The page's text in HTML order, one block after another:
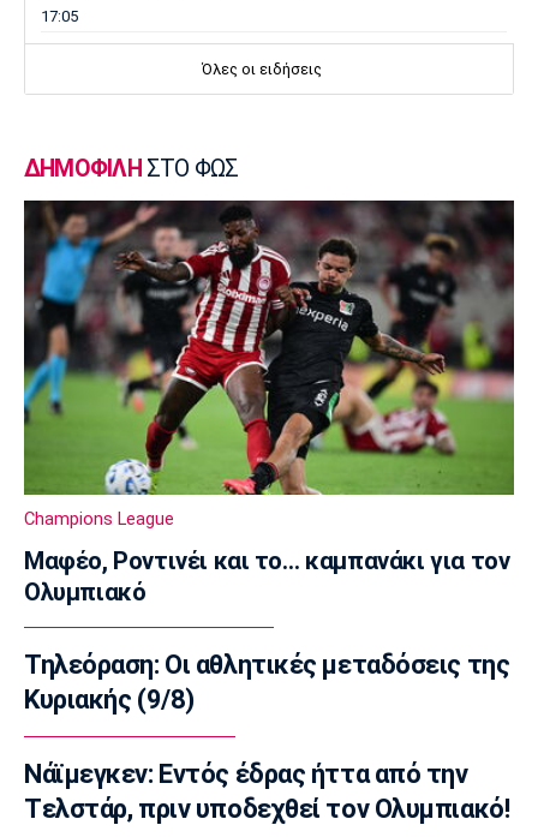
17:05
Φεύγουν οι αδειούχοι του Αυγούστου
Oλυμπιακός: Αμετακίνητος στα 3 εκατ. ευρώ
για τον Γουόκαπ, από την Ντουμπάι!
16:35
Super League 1
Γιώργος Μασούρας: Ανακοινώθηκε από τη
ΝΕΟΜ!
16:20
Πόλο
Ευρωπαϊκό Πρωτάθλημα Νέων Ανδρών:
Αναχώρησε για τη Βουλγαρία η Εθνική
16:05
Απόλλων Καλαμαριάς: Ενισχύθηκε με τον
Βοριαζίδη
15:50
Στίβος
Αρχίζει το Ευρωπαϊκό Πρωτάθλημα στίβου
στο Μπέρμιγχαμ
Μπάσκετ Ελλάδα
Μουρατίδης: «Στο NBA Summer League
Όλες οι ειδήσεις
ΔΗΜΟΦΙΛΗ ΣΤΟ ΦΩΣ
Champions League
Μαφέο, Ροντινέι και το… καμπανάκι για τον
Ολυμπιακό
Τηλεόραση: Οι αθλητικές μεταδόσεις της
Κυριακής (9/8)
Νάϊμεγκεν: Εντός έδρας ήττα από την
Tελστάρ, πριν υποδεχθεί τον Ολυμπιακό!